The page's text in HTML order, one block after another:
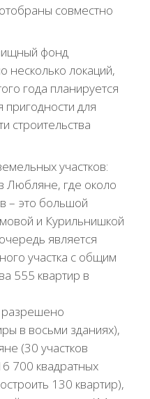
совместно
фонд
несколько локаций,
года планируется
пригодности для
строительства
участков:
Любляне, где около
– это большой
и Курильнишкой
является
участка с общим
555 квартир в
разрешено
в восьми зданиях),
(30 участков
700 квадратных
130 квартир),